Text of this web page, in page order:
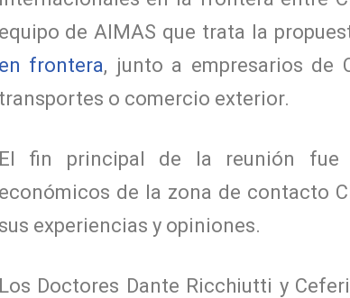
equipo de AIMAS que trata la
en frontera, junto a empresarios de
transportes o comercio exterior.
El fin principal de la reunión fue
económicos de la zona de contacto
sus experiencias y opiniones.
Los Doctores Dante Ricchiutti y